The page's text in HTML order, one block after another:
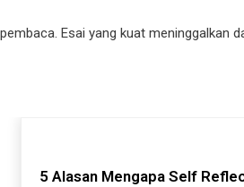
Esai yang kuat meninggalkan
5 Alasan Mengapa Self